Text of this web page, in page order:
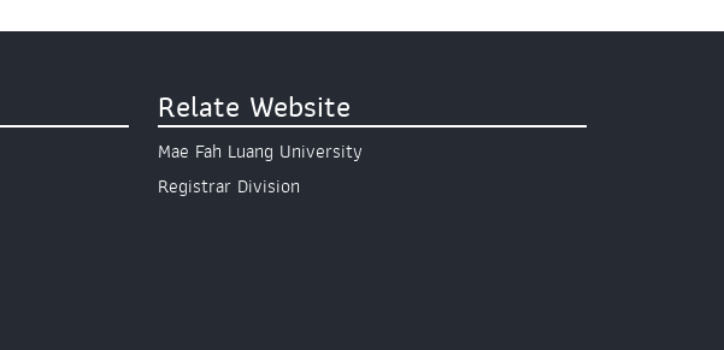
Relate Website
Mae Fah Luang University
Registrar Division